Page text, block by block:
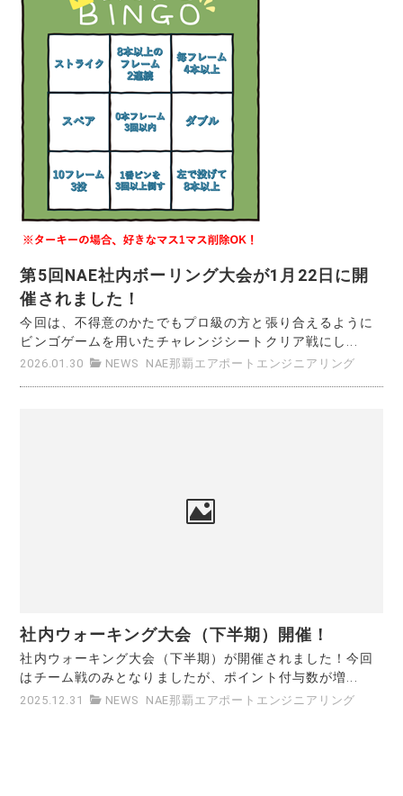
第5回NAE社内ボーリング大会が1月22日に開
催されました！
今回は、不得意のかたでもプロ級の方と張り合えるように
ビンゴゲームを用いたチャレンジシートクリア戦にし...
2026.01.30 NEWS NAE那覇エアポートエンジニアリング
社内ウォーキング大会（下半期）開催！
社内ウォーキング大会（下半期）が開催されました！今回
はチーム戦のみとなりましたが、ポイント付与数が増...
2025.12.31 NEWS NAE那覇エアポートエンジニアリング